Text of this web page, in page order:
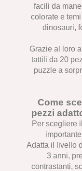
facili da
colorate e
dinosauri,
Grazie al loro
tattili da 20
puzzle a
Come
pezzi
Per scegliere
Adatta il livello
3 anni,
contrastanti,